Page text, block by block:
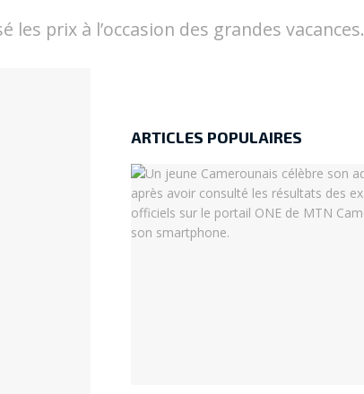
prix à l’occasion des grandes vacances.
ARTICLES POPULAIRES